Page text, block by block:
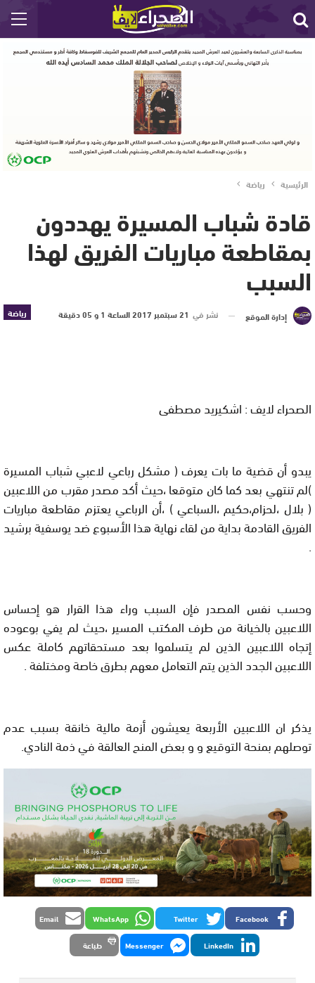
الرئيسية رياضة
قادة شباب المسيرة يهددون
بمقاطعة مباريات الفريق لهذا
السبب
رياضة إدارة الموقع نشر في 21 سبتمبر 2017 الساعة 1 و 05 دقيقة
الصحراء لايف : اشكيريد مصطفى
يبدو أن قضية ما بات يعرف ( مشكل رباعي لاعبي شباب المسيرة
)لم تنتهي بعد كما كان متوقعا ،حيث أكد مصدر مقرب من اللاعبين
( بلال ،لحزام،حكيم ،السباعي ) ،أن الرباعي يعتزم مقاطعة مباريات
الفريق القادمة بداية من لقاء نهاية هذا الأسبوع ضد يوسفية برشيد
.
وحسب نفس المصدر فإن السبب وراء هذا القرار هو إحساس
اللاعبين بالخيانة من طرف المكتب المسير ،حيث لم يفي بوعوده
إتجاه اللاعبين الذين لم يتسلموا بعد مستحقاتهم كاملة عكس
اللاعبين الجدد الذين يتم التعامل معهم بطرق خاصة ومختلفة .
يذكر ان اللاعبين الأربعة يعيشون أزمة مالية خانقة بسبب عدم
توصلهم بمنحة التوقيع و و بعض المنح العالقة في ذمة النادي.
Facebook
Twitter
WhatsApp
Email
LinkedIn
Messenger طباعة